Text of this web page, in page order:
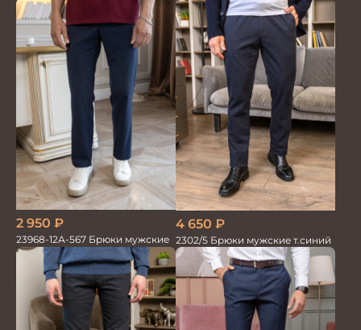
2 950 ₽
23968-12А-567 Брюки мужские
4 650 ₽
2302/5 Брюки мужские т.синий